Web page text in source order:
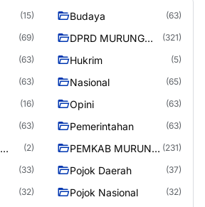
(15) Budaya (63)
(69)
DPRD MURUNG
(321)
(63) Hukrim (5)
(63) Nasional (65)
(16) Opini (63)
(63) Pemerintahan (63)
(2)
PEMKAB MURUNG (231)
(33) Pojok Daerah (37)
(32) Pojok Nasional (32)